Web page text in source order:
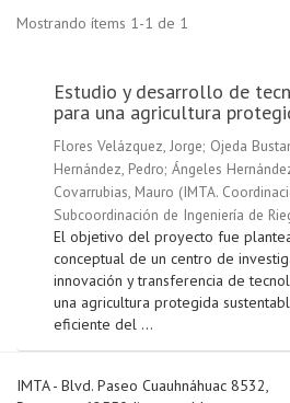
Mostrando ítems 1-1 de 1
Estudio y desarrollo de
para una agricultura
Flores Velázquez, Jorge; Ojeda
Hernández, Pedro; Ángeles
Covarrubias, Mauro (IMTA.
Subcoordinación de Ingeniería de
El objetivo del proyecto fue
conceptual de un centro de
innovación y transferencia de
una agricultura protegida
eficiente del ...
IMTA - Blvd. Paseo Cuauhnáhuac 8532,